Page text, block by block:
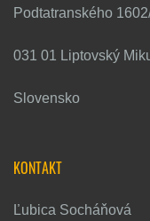
Podtatranského
031 01 Liptovský
Slovensko
KONTAKT
Ľubica Socháňová